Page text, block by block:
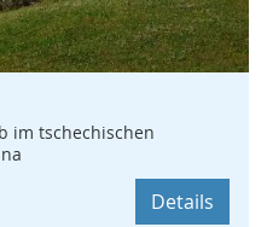
im tschechischen
Details